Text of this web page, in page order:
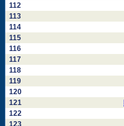
112
113
114
115
116
117
118
119
120
121
122
123